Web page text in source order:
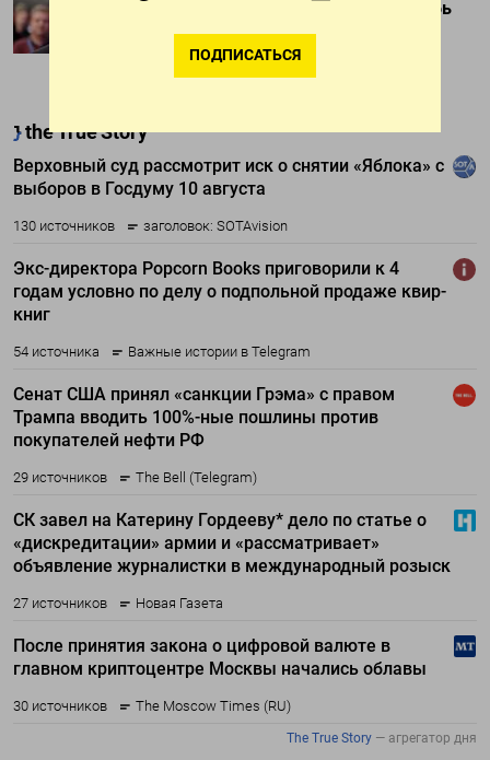
ПОДПИСАТЬСЯ
Украине Starlink для ударов вглубь
России